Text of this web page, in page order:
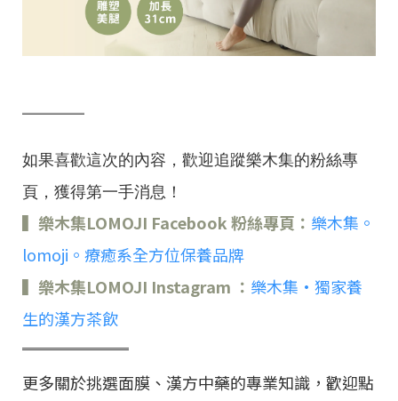
═════
如果喜歡這次的內容，歡迎追蹤樂木集的粉絲專
頁，獲得第一手消息！
▍樂木集LOMOJI Facebook 粉絲專頁： 樂木集。
lomoji。療癒系全方位保養品牌
▍樂木集LOMOJI Instagram ： 樂木集•獨家養
生的漢方茶飲
═════
更多關於挑選面膜、漢方中藥的專業知識，歡迎點